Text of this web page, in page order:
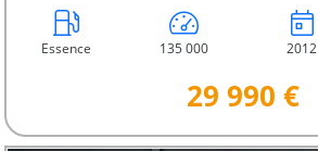
Essence 135 000 2012
29 990 €